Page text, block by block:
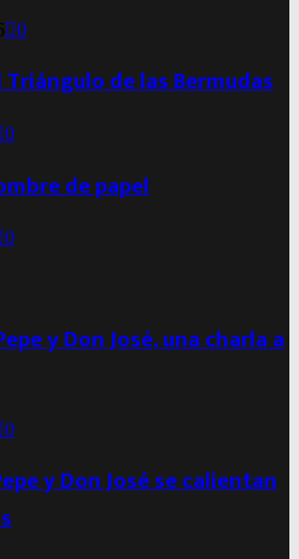
0
de las Bermudas
0
de papel
0
y Don José, una charla a
0
y Don José se calientan